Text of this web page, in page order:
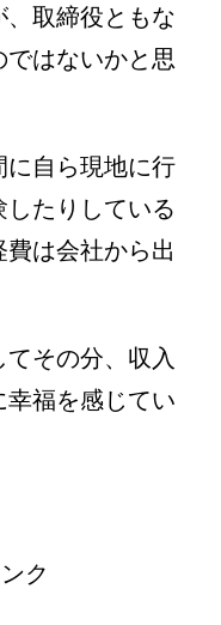
取締役ともな
はないかと思
自ら現地に行
たりしている
は会社から出
その分、収入
福を感じてい
ク